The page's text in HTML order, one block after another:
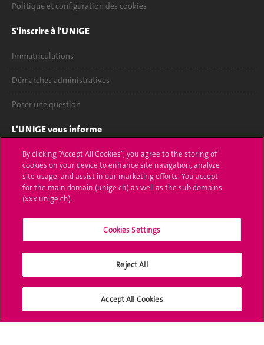
Politique et configuration des cookies
S'inscrire à l'UNIGE
Immatriculations
Démarches administratives
Poser une question
L'UNIGE vous informe
UNIGE Mobile
Médias
Offres d'emploi
Calendrier académique
Médias sociaux UNIGE
By clicking “Accept All Cookies”, you agree to the storing of
cookies on your device to enhance site navigation, analyze
site usage, and assist in our marketing efforts. You accept
for the main domain (unige.ch) as well as the sub domains
(xxx.unige.ch).
Cookies Settings
Reject All
Accept All Cookies